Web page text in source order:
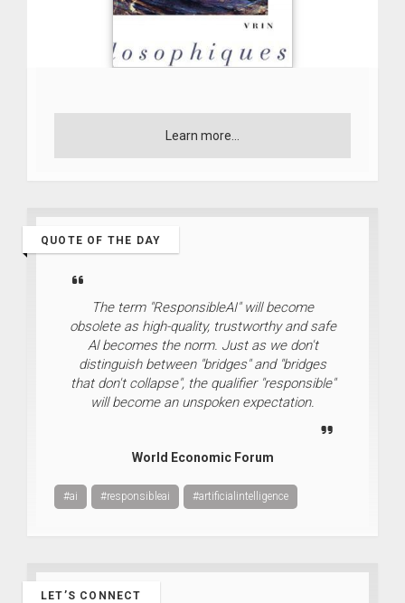
Learn more...
QUOTE OF THE DAY
The term "ResponsibleAI" will become
obsolete as high-quality, trustworthy and safe
Al becomes the norm. Just as we don't
distinguish between "bridges" and "bridges
that don't collapse", the qualifier "responsible"
will become an unspoken expectation.
World Economic Forum
#ai #responsibleai #artificialintelligence
LET’S CONNECT